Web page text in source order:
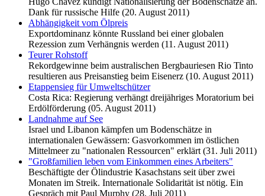
Dank für russische Hilfe (20. August 2011)
Abhängigkeit vom Ölpreis
Exportdominanz könnte Russland bei einer globalen
Rezession zum Verhängnis werden (11. August 2011)
Teurer Rohstoff
Rekordgewinne beim australischen Bergbauriesen Rio Tinto
resultieren aus Preisanstieg beim Eisenerz (10. August 2011)
Etappensieg für Umweltschützer
Costa Rica: Regierung verhängt dreijähriges Moratorium bei
Erdölförderung (05. August 2011)
Landnahme auf See
Israel und Libanon kämpfen um Bodenschätze in
internationalen Gewässern: Gasvorkommen im östlichen
Mittelmeer zu "nationalen Ressourcen" erklärt (31. Juli 2011)
"Großfamilien leben vom Einkommen eines Arbeiters"
Beschäftigte der Ölindustrie Kasachstans seit über zwei
Monaten im Streik. Internationale Solidarität ist nötig. Ein
Gespräch mit Paul Murphy (28. Juli 2011)